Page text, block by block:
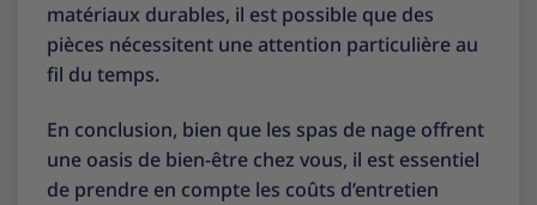
matériaux durables, il est possible que des
pièces nécessitent une attention particulière au
fil du temps.
En conclusion, bien que les spas de nage offrent
une oasis de bien-être chez vous, il est essentiel
de prendre en compte les coûts d’entretien